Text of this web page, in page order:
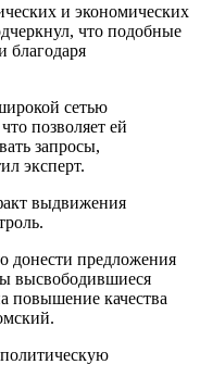
и экономических
что подобные
благодаря
сетью
позволяет ей
запросы,
эксперт.
выдвижения
донести предложения
высвободившиеся
повышение качества